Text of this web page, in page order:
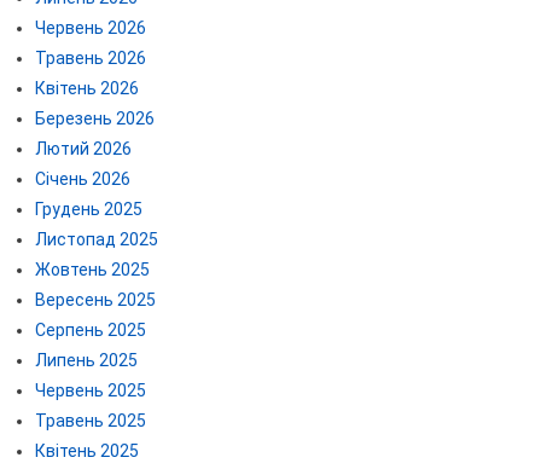
Червень 2026
Травень 2026
Квітень 2026
Березень 2026
Лютий 2026
Січень 2026
Грудень 2025
Листопад 2025
Жовтень 2025
Вересень 2025
Серпень 2025
Липень 2025
Червень 2025
Травень 2025
Квітень 2025